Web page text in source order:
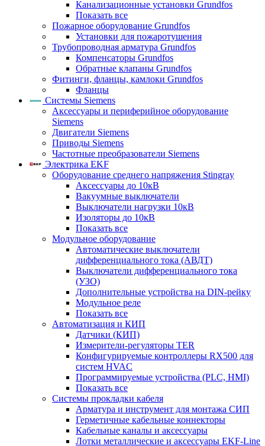
Канализационные установки Grundfos
Показать все
Пожарное оборудование Grundfos
Установки для пожаротушения
Трубопроводная арматура Grundfos
Компенсаторы Grundfos
Обратные клапаны Grundfos
Фитинги, фланцы, камлоки Grundfos
Фланцы
Системы Siemens
Аксессуары и периферийное оборудование
Siemens
Двигатели Siemens
Приводы Siemens
Частотные преобразователи Siemens
Электрика EKF
Оборудование среднего напряжения Stingray
Аксессуары до 10кВ
Вакуумные выключатели
Выключатели нагрузки 10кВ
Изоляторы до 10кВ
Показать все
Модульное оборудование
Автоматические выключатели
дифференциального тока (АВДТ)
Выключатели дифференциального тока
(УЗО)
Дополнительные устройства на DIN-рейку
Модульное реле
Показать все
Автоматизация и КИП
Датчики (КИП)
Измерители-регуляторы TER
Конфигурируемые контроллеры RX500 для
систем HVAC
Программируемые устройства (PLC, HMI)
Показать все
Системы прокладки кабеля
Арматура и инструмент для монтажа СИП
Герметичные кабельные коннекторы
Кабельные каналы и аксессуары
Лотки металлические и аксессуары EKF-Line